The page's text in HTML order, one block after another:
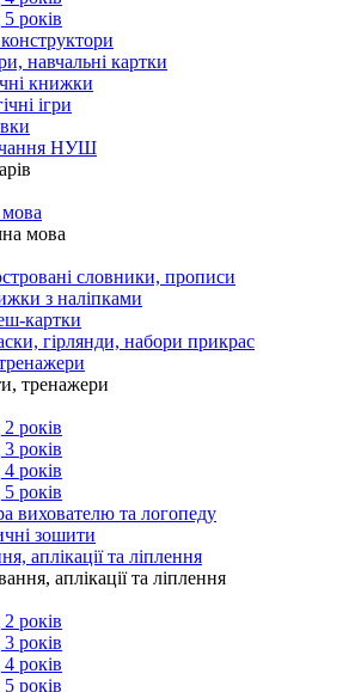
років
навчальні картки
книжки
ігри
НУШ
мова
словники, прописи
з наліпками
картки
гірлянди, набори прикрас
тренажери
років
років
років
років
вихователю та логопеду
зошити
аплікації та ліплення
аплікації та ліплення
років
років
років
років